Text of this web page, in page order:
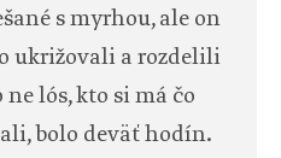
s myrhou, ale on
ukrižovali a rozdelili
lós, kto si má čo
bolo deväť hodín.